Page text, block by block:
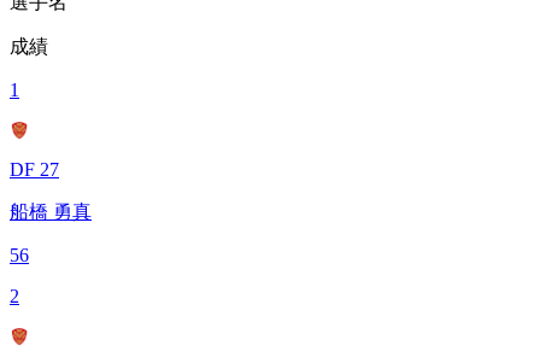
成績
1
DF 27
船橋 勇真
56
2